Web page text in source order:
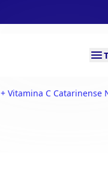
Vitamina C Catarinense